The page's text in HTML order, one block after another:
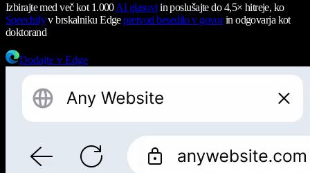
Izbirajte med več kot 1.000AI glasovi in poslušajte do 4,5× hitreje, ko
Speechifyv brskalniku Edgepretvori besedilo v govorin odgovarja kot
doktorand
Dodajte v Edge